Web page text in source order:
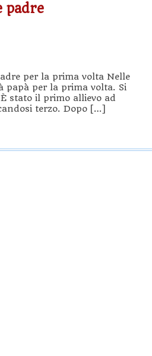
padre
per la prima volta Nelle
papà per la prima volta. Si
stato il primo allievo ad
terzo. Dopo […]